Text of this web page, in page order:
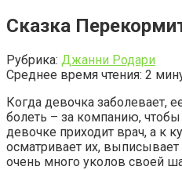
Сказка
Рубрика: Джанни Родари
Среднее время чтения: 2
Когда девочка заболевает,
болеть – за компанию,
девочке приходит врач, а к
осматривает их,
очень много уколов своей